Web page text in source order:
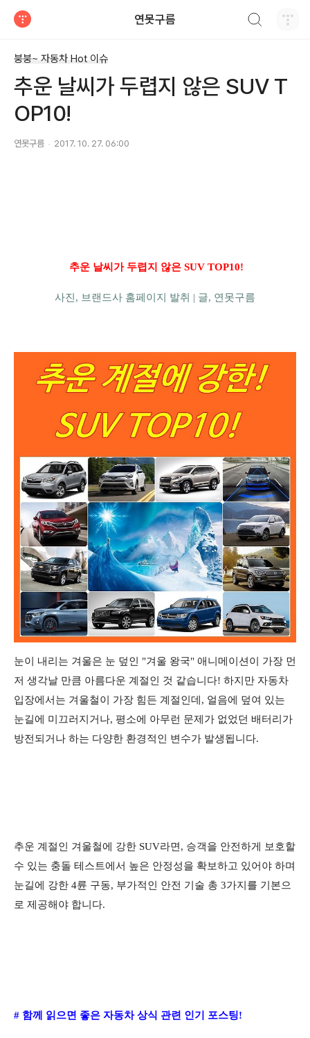
연못구름
붕붕~ 자동차 Hot 이슈
추운 날씨가 두렵지 않은 SUV T
OP10!
연못구름 2017. 10. 27. 06:00
추운 날씨가 두렵지 않은 SUV TOP10!
사진, 브랜드사 홈페이지 발취 | 글, 연못구름
눈이 내리는 겨울은 눈 덮인 "겨울 왕국" 애니메이션이 가장 먼
저 생각날 만큼 아름다운 계절인 것 같습니다! 하지만 자동차
입장에서는 겨울철이 가장 힘든 계절인데, 얼음에 덮여 있는
눈길에 미끄러지거나, 평소에 아무런 문제가 없었던 배터리가
방전되거나 하는 다양한 환경적인 변수가 발생됩니다.
추운 계절인 겨울철에 강한 SUV라면, 승객을 안전하게 보호할
수 있는 충돌 테스트에서 높은 안정성을 확보하고 있어야 하며
눈길에 강한 4륜 구동, 부가적인 안전 기술 총 3가지를 기본으
로 제공해야 합니다.
# 함께 읽으면 좋은 자동차 상식 관련 인기 포스팅!